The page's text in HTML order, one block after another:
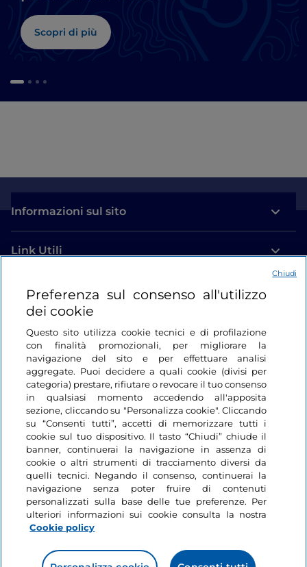
Scopri di più
Informazioni sul sito
Link Utili
Login
Restiamo in contatto
Preferenza sul consenso all'utilizzo
dei cookie
Questo sito utilizza cookie tecnici e di profilazione
con finalità promozionali, per migliorare la
navigazione del sito e per effettuare analisi
aggregate. Puoi decidere a quali cookie (divisi per
categoria) prestare, rifiutare o revocare il tuo consenso
in qualsiasi momento accedendo all'apposita
sezione, cliccando su "Personalizza cookie". Cliccando
su “Consenti tutti”, accetti di memorizzare tutti i
cookie sul tuo dispositivo. Il tasto “Chiudi” chiude il
banner, continuerai la navigazione in assenza di
cookie o altri strumenti di tracciamento diversi da
quelli tecnici. Negando il consenso, continuerai la
navigazione senza poter fruire di contenuti
personalizzati sulla base delle tue preferenze. Per
ulteriori informazioni sui cookie consulta la nostra
Cookie policy
Chiudi